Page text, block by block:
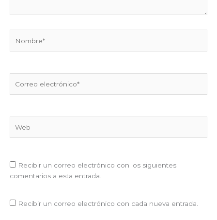
electrónico*
Recibir un correo electrónico con los siguientes
comentarios a esta entrada.
Recibir un correo electrónico con cada nueva entrada.